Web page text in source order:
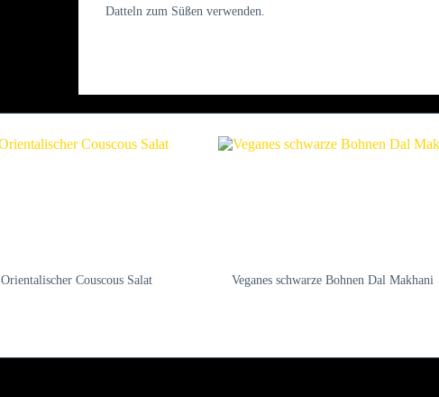
Datteln zum Süßen verwenden.
Orientalischer Couscous Salat Veganes schwarze Bohnen Dal Makhani